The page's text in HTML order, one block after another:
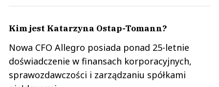
Kim jest Katarzyna Ostap-Tomann?
Nowa CFO Allegro posiada ponad 25-letnie
doświadczenie w finansach korporacyjnych,
sprawozdawczości i zarządzaniu spółkami